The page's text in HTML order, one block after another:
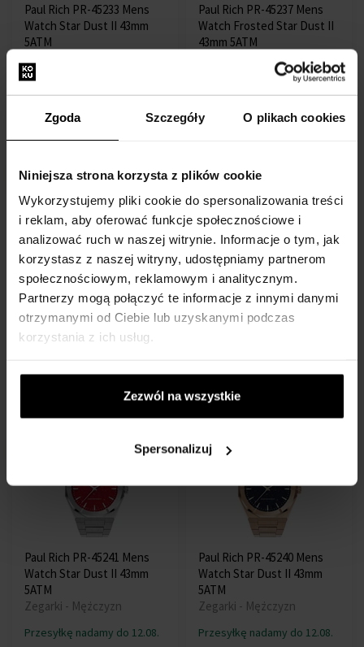
Zgoda Szczegóły O plikach cookies
Niniejsza strona korzysta z plików cookie
Wykorzystujemy pliki cookie do spersonalizowania treści
i reklam, aby oferować funkcje społecznościowe i
analizować ruch w naszej witrynie. Informacje o tym, jak
korzystasz z naszej witryny, udostępniamy partnerom
społecznościowym, reklamowym i analitycznym.
Partnerzy mogą połączyć te informacje z innymi danymi
otrzymanymi od Ciebie lub uzyskanymi podczas
korzystania z ich usług.
Zezwól na wszystkie
Spersonalizuj
Paul Rich PR-45233 Mens
Watch Star Dust II 43mm
5ATM
Przesyłkę nadamy do 12.08.
Paul Rich PR-45237 Mens
Watch Frosted Star Dust II
43mm 5ATM
Zegarki - Mężczyzn
Przesyłkę nadamy do 12.08.
Darmowa dostawa
Paul Rich PR-45238 Mens
Watch Legacy Aventurine
40mm 5ATM
Zegarki - Mężczyzn
Darmowa dostawa
Paul Rich PR-45239 Mens
Watch Star Dust II Arabic
43mm 5ATM
788,00 zł
Paul Rich PR-45241 Mens
Watch Star Dust II 43mm
5ATM
Zegarki - Mężczyzn
Przesyłkę nadamy do 12.08.
Darmowa dostawa
Paul Rich PR-45240 Mens
Watch Star Dust II 43mm
5ATM
Zegarki - Mężczyzn
Przesyłkę nadamy do 12.08.